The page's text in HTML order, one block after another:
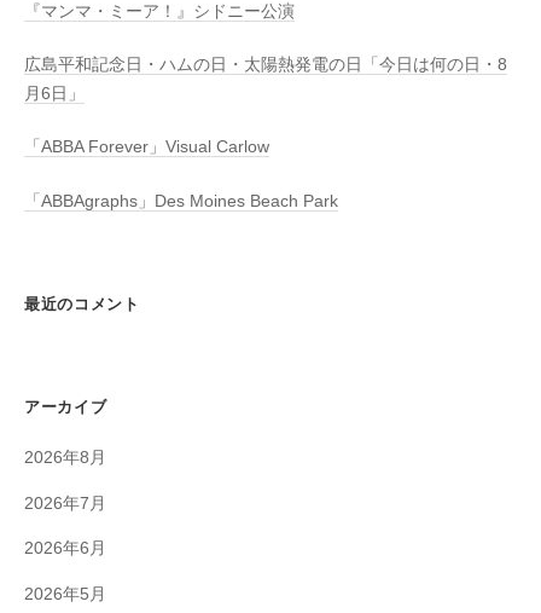
『マンマ・ミーア！』シドニー公演
広島平和記念日・ハムの日・太陽熱発電の日「今日は何の日・8
月6日」
「ABBA Forever」Visual Carlow
「ABBAgraphs」Des Moines Beach Park
最近のコメント
アーカイブ
2026年8月
2026年7月
2026年6月
2026年5月